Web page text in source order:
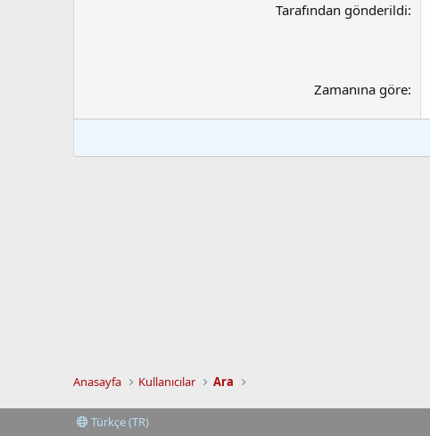
Tarafından gönderildi
Zamanına göre
Anasayfa Kullanıcılar Ara
Türkçe (TR)